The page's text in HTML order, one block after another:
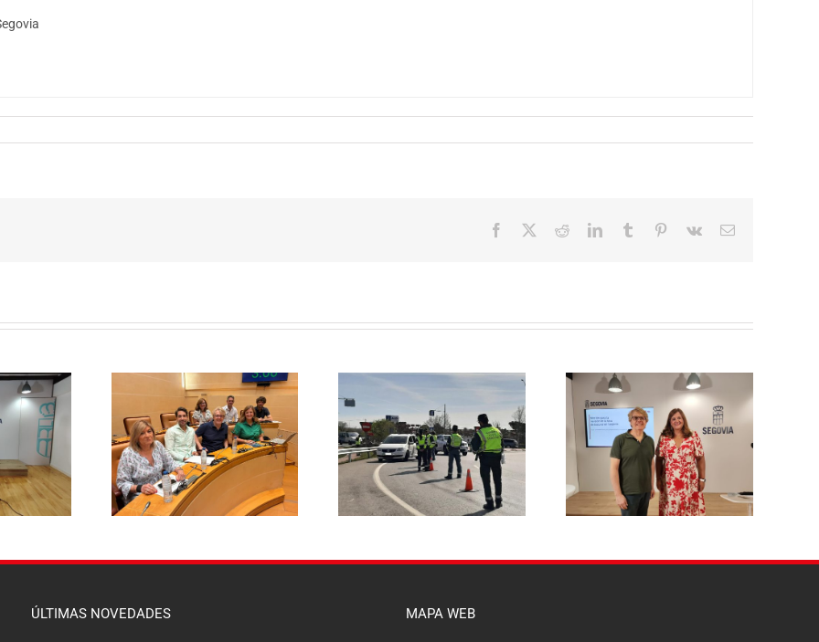
Facebook RedditLinkedInTumblr Pinterest
Vk
Correo
rebajar un 20%
basuras y
el mayor
fiscal soportado
segovianas
El PSOE pide
responsabilidades políticas
al PP tras las diligencias
abiertas a la alcaldesa de La
Lastrilla por un presunto
incidente con la Guardia Civil
El PSOE propone reducir un
20 % la tasa de basuras para
las viviendas habituales y
hacerla más justa para las
familias segovianas
El PSOE de Segovia pide a la
Junta un dispositivo
específico de asesoramiento
para que ningún afectado
por el incendio del Valle del
Pirón se quede sin acceder a
las ayudas
ÚLTIMAS NOVEDADES MAPA WEB